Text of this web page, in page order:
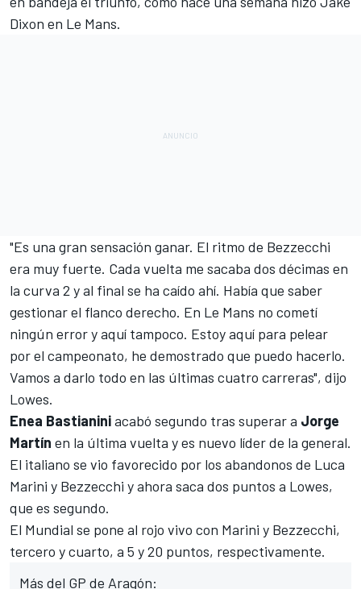
Dixon en Le Mans.
"Es una gran sensación ganar. El ritmo de Bezzecchi
era muy fuerte. Cada vuelta me sacaba dos décimas en
la curva 2 y al final se ha caído ahí. Había que saber
gestionar el flanco derecho. En Le Mans no cometí
ningún error y aquí tampoco. Estoy aquí para pelear
por el campeonato, he demostrado que puedo hacerlo.
Vamos a darlo todo en las últimas cuatro carreras", dijo
Lowes.
Enea Bastianiniacabó segundo tras superar a Jorge
Martín en la última vuelta y es nuevo líder de la general.
El italiano se vio favorecido por los abandonos de Luca
Marini y Bezzecchi y ahora saca dos puntos a Lowes,
que es segundo.
El Mundial se pone al rojo vivo con Marini y Bezzecchi,
tercero y cuarto, a 5 y 20 puntos, respectivamente.
Más del GP de Aragón: